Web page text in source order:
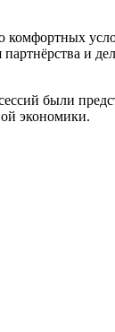
и
были
экономики.